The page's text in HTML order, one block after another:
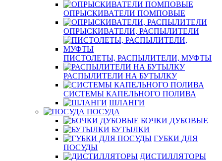
ОПРЫСКИВАТЕЛИ ПОМПОВЫЕ
ОПРЫСКИВАТЕЛИ, РАСПЫЛИТЕЛИ
ПИСТОЛЕТЫ, РАСПЫЛИТЕЛИ, МУФТЫ
РАСПЫЛИТЕЛИ НА БУТЫЛКУ
СИСТЕМЫ КАПЕЛЬНОГО ПОЛИВА
ШЛАНГИ
ПОСУДА
БОЧКИ ДУБОВЫЕ
БУТЫЛКИ
ГУБКИ ДЛЯ
ПОСУДЫ
ДИСТИЛЛЯТОРЫ